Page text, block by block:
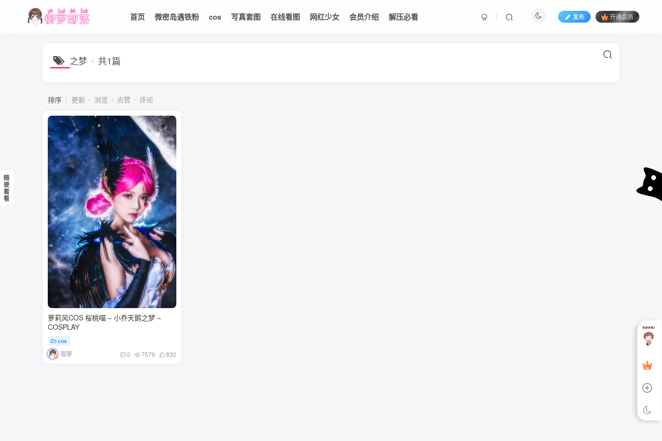
首页 微密岛遇铁粉 cos 写真套图 在线看图 网红少女 会员介绍 解压必看 发布 开通会员
之梦 共1篇
排序 更新 浏览 点赞 评论
萝莉风COS 桜桃喵 – 小乔天鹅之梦 –
COSPLAY
cos
御萝 0 7579 830
随
便
看
看